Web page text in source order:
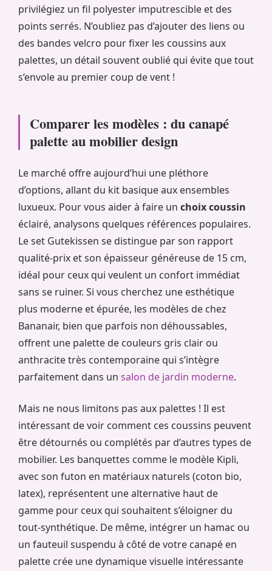
privilégiez un fil polyester imputrescible et des
points serrés. N’oubliez pas d’ajouter des liens ou
des bandes velcro pour fixer les coussins aux
palettes, un détail souvent oublié qui évite que tout
s’envole au premier coup de vent !
Comparer les modèles : du canapé
palette au mobilier design
Le marché offre aujourd’hui une pléthore
d’options, allant du kit basique aux ensembles
luxueux. Pour vous aider à faire un choix coussin
éclairé, analysons quelques références populaires.
Le set Gutekissen se distingue par son rapport
qualité-prix et son épaisseur généreuse de 15 cm,
idéal pour ceux qui veulent un confort immédiat
sans se ruiner. Si vous cherchez une esthétique
plus moderne et épurée, les modèles de chez
Bananair, bien que parfois non déhoussables,
offrent une palette de couleurs gris clair ou
anthracite très contemporaine qui s’intègre
parfaitement dans un salon de jardin moderne.
Mais ne nous limitons pas aux palettes ! Il est
intéressant de voir comment ces coussins peuvent
être détournés ou complétés par d’autres types de
mobilier. Les banquettes comme le modèle Kipli,
avec son futon en matériaux naturels (coton bio,
latex), représentent une alternative haut de
gamme pour ceux qui souhaitent s’éloigner du
tout-synthétique. De même, intégrer un hamac ou
un fauteuil suspendu à côté de votre canapé en
palette crée une dynamique visuelle intéressante